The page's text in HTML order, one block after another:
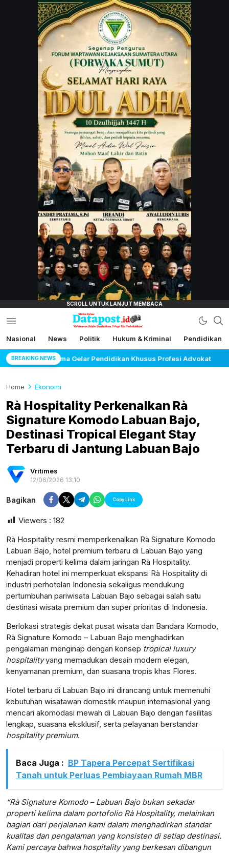
JARINGAN
lensamata.id
postsumatera.id
Datapost.id
Kebenaran Selalu Disalahkan, Tetapi Tak
Terkalahkan
Nasional News Politik Hukum & Kriminal Pendidikan
BREAKING NEWS
Khusus Profesi Advokat Maujual Gandeng AXIS
Home Ekonomi
Rà Hospitality Perkenalkan Rà
Signature Komodo Labuan Bajo,
Destinasi Tropical Elegant Stay
Terbaru di Jantung Labuan Bajo
Vritimes
12/06/2026 13:10
Bagikan Copy Link
Viewers : 182
Rà Hospitality resmi memperkenalkan Rà Signature Komodo
Labuan Bajo, hotel premium terbaru di Labuan Bajo yang
menjadi properti kelima dalam jaringan Rà Hospitality.
Kehadiran hotel ini memperkuat ekspansi Rà Hospitality di
industri perhotelan Indonesia sekaligus mendukung
pertumbuhan pariwisata Labuan Bajo sebagai salah satu
destinasi wisata premium dan super prioritas di Indonesia.
Berlokasi strategis dekat pusat wisata dan Bandara Komodo,
Rà Signature Komodo – Labuan Bajo menghadirkan
pengalaman menginap dengan konsep tropical luxury
hospitalityyang memadukan desain modern elegan,
kenyamanan premium, dan suasana tropis khas Flores.
Hotel terbaru di Labuan Bajo ini dirancang untuk memenuhi
kebutuhan wisatawan domestik maupun internasional yang
mencari akomodasi mewah di Labuan Bajo dengan fasilitas
lengkap, suasana eksklusif, serta pelayanan berstandar
hospitality premium.
Baca Juga : BP Tapera Percepat Sertifikasi
Tanah untuk Perluas Pembiayaan Rumah MBR
“Rà Signature Komodo – Labuan Bajo bukan sekadar
properti kelima dalam portofolio Rà Hospitality, melainkan
bagian dari perjalanan kami dalam menghadirkan standar
kualitas dan pengalaman yang konsisten di setiap destinasi.
Kami percaya bahwa hospitality yang berkesan dibangun